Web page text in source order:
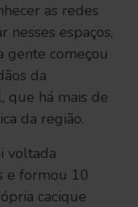
as redes
nesses espaços,
gente começou
da
que há mais de
da região.
voltada
e formou 10
cacique